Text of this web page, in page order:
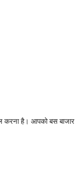
करना है। आपको बस बाजार